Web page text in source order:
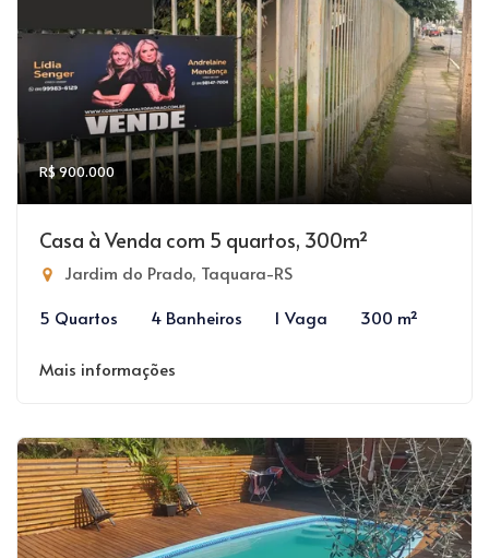
R$ 900.000
Casa à Venda com 5 quartos, 300m²
Jardim do Prado, Taquara-RS
5 Quartos
4 Banheiros 1 Vaga 300 m²
Mais informações